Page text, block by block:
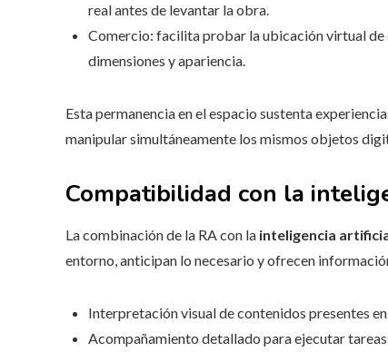
real antes de levantar la obra.
Comercio: facilita probar la ubicación virtual
dimensiones y apariencia.
Esta permanencia en el espacio sustenta
manipular simultáneamente los mismos objetos
Compatibilidad con la
La combinación de la RA con la inteligencia
entorno, anticipan lo necesario y ofrecen
Interpretación visual de contenidos presentes
Acompañamiento detallado para ejecutar